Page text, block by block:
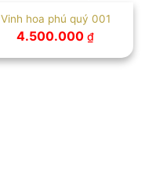
Vinh hoa phú quý 001
4.500.000 ₫